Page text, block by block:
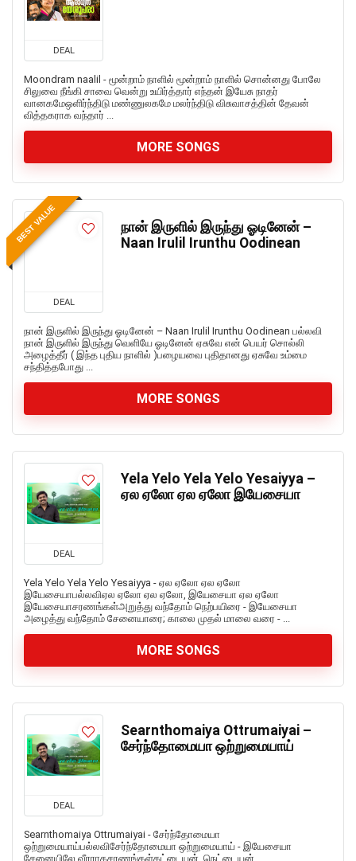
DEAL
Moondram naalil - மூன்றாம் நாளில் மூன்றாம் நாளில் சொன்னது போலே
சிலுவை நீங்கி சாவை வென்று உயிர்த்தார் எந்தன் இயேசு நாதர்
வானகமேஒளிர்ந்திடு மண்ணுலகமே மலர்ந்திடு விசுவாசத்தின் தேவன்
வித்தகராக வந்தார் ...
MORE SONGS
BEST VALUE
DEAL
நான் இருளில் இருந்து ஓடினேன் –
Naan Irulil Irunthu Oodinean
நான் இருளில் இருந்து ஓடினேன் – Naan Irulil Irunthu Oodinean பல்லவி
நான் இருளில் இருந்து வெளியே ஓடினேன் ஏசுவே என் பெயர் சொல்லி
அழைத்தீர் ( இந்த புதிய நாளில் )பழையவை புதிதானது ஏசுவே உம்மை
சந்தித்தபோது ...
MORE SONGS
DEAL
Yela Yelo Yela Yelo Yesaiyya –
ஏல ஏலோ ஏல ஏலோ இயேசையா
Yela Yelo Yela Yelo Yesaiyya - ஏல ஏலோ ஏல ஏலோ
இயேசையாபல்லவிஏல ஏலோ ஏல ஏலோ, இயேசையா ஏல ஏலோ
இயேசையாசரணங்கள்அறுத்து வந்தோம் நெற்பயிரை - இயேசையா
அழைத்து வந்தோம் சேனையாரை; காலை முதல் மாலை வரை - ...
MORE SONGS
DEAL
Searnthomaiya Ottrumaiyai –
சேர்ந்தோமையா ஒற்றுமையாய்
Searnthomaiya Ottrumaiyai - சேர்ந்தோமையா
ஒற்றுமையாய்பல்லவிசேர்ந்தோமையா ஒற்றுமையாய் - இயேசையா
சேனையிலே வீரராகசரணங்கள்கட்டையன், நெட்டையன்,